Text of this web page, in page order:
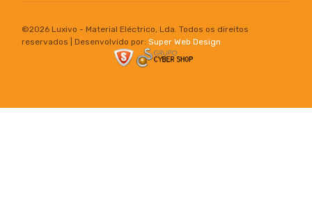
©2026 Luxivo - Material Eléctrico, Lda. Todos os direitos
reservados | Desenvolvido por: Super Web Design